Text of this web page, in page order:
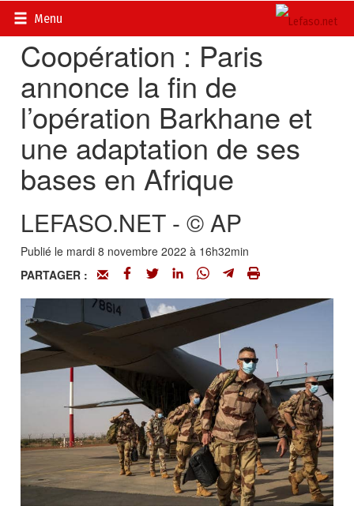
Menu
Accueil>
Coopération : Paris
annonce la fin de
l’opération Barkhane et
une adaptation de ses
bases en Afrique
LEFASO.NET - © AP
Publié le mardi 8 novembre 2022 à 16h32min
PARTAGER :